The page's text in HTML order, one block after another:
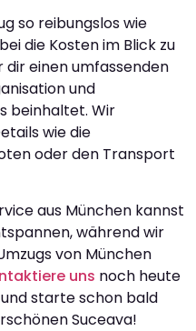
so reibungslos wie
die Kosten im Blick zu
einen umfassenden
und
beinhaltet. Wir
wie die
oder den Transport
aus München kannst
während wir
von München
uns noch heute
starte schon bald
Suceava!